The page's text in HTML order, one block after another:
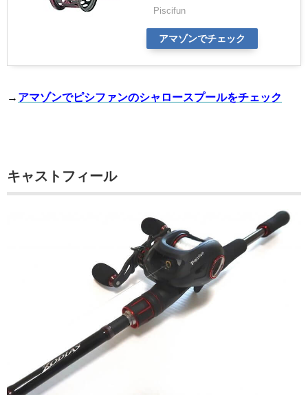
Piscifun
アマゾンでチェック
→ アマゾンでピシファンのシャロースプールをチェック
キャストフィール